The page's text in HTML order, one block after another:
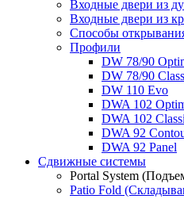
Входные двери из
Входные двери из
Способы
Профили
DW 78/90
DW 78/90
DW 110 Evo
DWA 102
DWA 102
DWA 92
DWA 92 Panel
Сдвижные системы
Portal System
Patio Fold